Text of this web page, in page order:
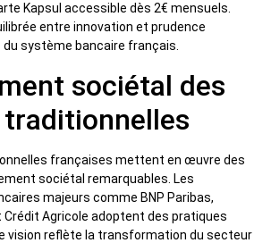
Kapsul accessible dès 2€ mensuels.
entre innovation et prudence
système bancaire français.
sociétal des
traditionnelles
françaises mettent en œuvre des
sociétal remarquables. Les
majeurs comme BNP Paribas,
Crédit Agricole adoptent des pratiques
vision reflète la transformation du secteur